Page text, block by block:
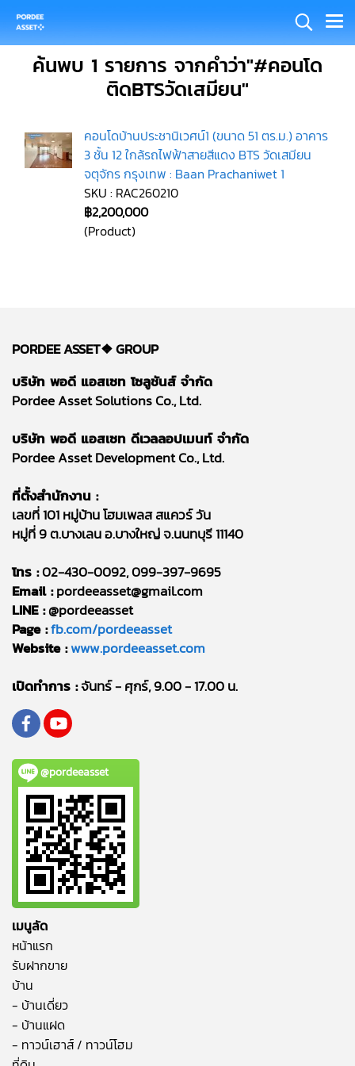
ค้นพบ 1 รายการ จากคำว่า"#คอนโด
ติดBTSวัดเสมียน"
คอนโดบ้านประชานิเวศน์1 (ขนาด 51 ตร.ม.) อาคาร
3 ชั้น 12 ใกล้รถไฟฟ้าสายสีแดง BTS วัดเสมียน
จตุจักร กรุงเทพ : Baan Prachaniwet 1
SKU : RAC260210
฿2,200,000
(Product)
PORDEE ASSET❖GROUP
บริษัท พอดี แอสเซท โซลูชันส์ จำกัด
Pordee Asset Solutions Co., Ltd.
บริษัท พอดี แอสเซท ดีเวลลอปเมนท์ จำกัด
Pordee Asset Development Co., Ltd.
ที่ตั้งสำนักงาน :
เลขที่ 101 หมู่บ้าน โฮมเพลส สแควร์ วัน
หมู่ที่ 9 ต.บางเลน อ.บางใหญ่ จ.นนทบุรี 11140
โทร :02-430-0092, 099-397-9695
Email :pordeeasset@gmail.com
LINE :@pordeeasset
Page :fb.com/pordeeasset
Website :www.pordeeasset.com
เปิดทำการ :จันทร์ - ศุกร์, 9.00 - 17.00 น.
@pordeeasset
เมนูลัด
หน้าแรก
รับฝากขาย
บ้าน
- บ้านเดี่ยว
- บ้านแฝด
- ทาวน์เฮาส์ / ทาวน์โฮม